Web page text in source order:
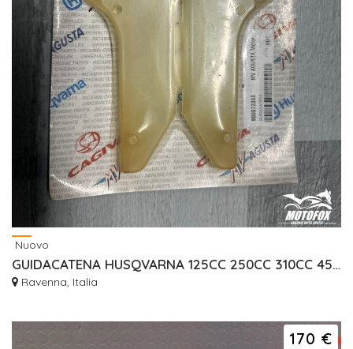
Nuovo
GUIDACATENA HUSQVARNA 125CC 250CC 310CC 450CC 510CC
Ravenna, Italia
170 €